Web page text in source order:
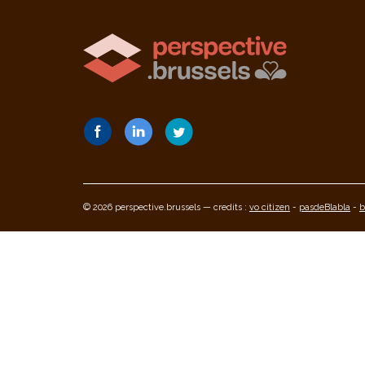
© 2026 perspective.brussels — credits : vo citizen - pasdeBlabla -